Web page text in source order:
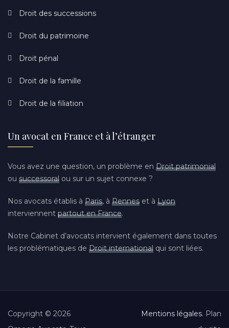
Droit des successions
Droit du patrimoine
Droit pénal
Droit de la famille
Droit de la filiation
Un avocat en France et à l’étranger
Vous avez une question, un problème en Droit patrimonial
ou successoral ou sur un sujet connexe ?
Nos avocats établis à Paris, à Rennes et à Lyon
interviennent partout en France.
Notre Cabinet d’avocats intervient également dans toutes
les problématiques de Droit international qui sont liées.
Copyright © 2026
Mentions légales. Plan